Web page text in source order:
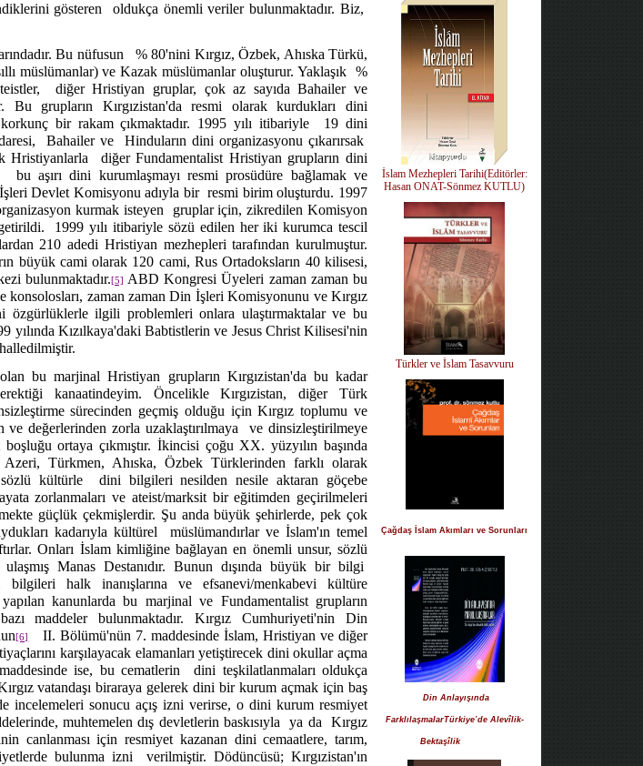
gösteren
oldukça önemli veriler bulunmaktadır. Biz,
Bu nüfusun
% 80'nini Kırgız, Özbek, Ahıska Türkü,
müslümanlar) ve Kazak müslümanlar oluşturur. Yaklaşık %
diğer Hristiyan gruplar, çok az sayıda Bahailer ve
Bu grupların Kırgızistan'da resmi olarak kurdukları dini
korkunç bir rakam çıkmaktadır. 1995 yılı itibariyle
19 dini
Bahailer ve
Hinduların dini organizasyonu çıkarırsak
Hristiyanlarla
diğer Fundamentalist Hristiyan grupların dini
bu aşırı dini kurumlaşmayı resmi prosüdüre bağlamak ve
Devlet Komisyonu adıyla bir resmi birim oluşturdu. 1997
kurmak isteyen
gruplar için, zikredilen Komisyon
1999 yılı itibariyle sözü edilen her iki kurumca tescil
210 adedi Hristiyan mezhepleri tarafından kurulmuştur.
büyük cami olarak 120 cami, Rus Ortadoksların 40 kilisesi,
bulunmaktadır.[5]
ABD Kongresi Üyeleri zaman zaman bu
zaman zaman Din İşleri Komisyonunu ve Kırgız
özgürlüklerle ilgili problemleri onlara ulaştırmaktalar ve bu
yılında Kızılkaya'daki Babtistlerin ve Jesus Christ Kilisesi'nin
bu marjinal Hristiyan grupların Kırgızistan'da bu kadar
kanaatindeyim. Öncelikle Kırgızistan, diğer Türk
sürecinden geçmiş olduğu için Kırgız toplumu ve
değerlerinden zorla uzaklaştırılmaya
ve dinsizleştirilmeye
ortaya çıkmıştır. İkincisi çoğu XX. yüzyılın başında
Türkmen, Ahıska, Özbek Türklerinden farklı olarak
kültürle
dini bilgileri nesilden nesile aktaran göçebe
zorlanmaları ve ateist/marksit bir eğitimden geçirilmeleri
güçlük çekmişlerdir. Şu anda büyük şehirlerde, pek çok
kadarıyla kültürel
müslümandırlar ve İslam'ın temel
Onları İslam kimliğine bağlayan en önemli unsur, sözlü
Manas Destanıdır. Bunun dışında büyük bir bilgi
bilgileri halk inanışlarına ve efsanevi/menkabevi kültüre
yapılan kanunlarda bu marjinal ve Fundamentalist grupların
maddeler bulunmaktadır. Kırgız Cumhuriyeti'nin Din
[6]
II. Bölümü'nün 7. maddesinde İslam, Hristiyan ve diğer
karşılayacak elamanları yetiştirecek dini okullar açma
ise, bu cematlerin
dini teşkilatlanmaları oldukça
vatandaşı biraraya gelerek dini bir kurum açmak için baş
sonucu açış izni verirse, o dini kurum resmiyet
muhtemelen dış devletlerin baskısıyla
ya da
Kırgız
canlanması için resmiyet kazanan dini cemaatlere, tarım,
bulunma izni
verilmiştir. Dödüncüsü; Kırgızistan'ın
İslam Mezhepleri Tarihi(Editörler:
Hasan ONAT-Sönmez KUTLU)
Türkler ve İslam Tasavvuru
Çağdaş İslam Akımları ve Sorunları
Din Anlayışında
FarklılaşmalarTürkiye’de Alevîlik-
Bektaşîlik